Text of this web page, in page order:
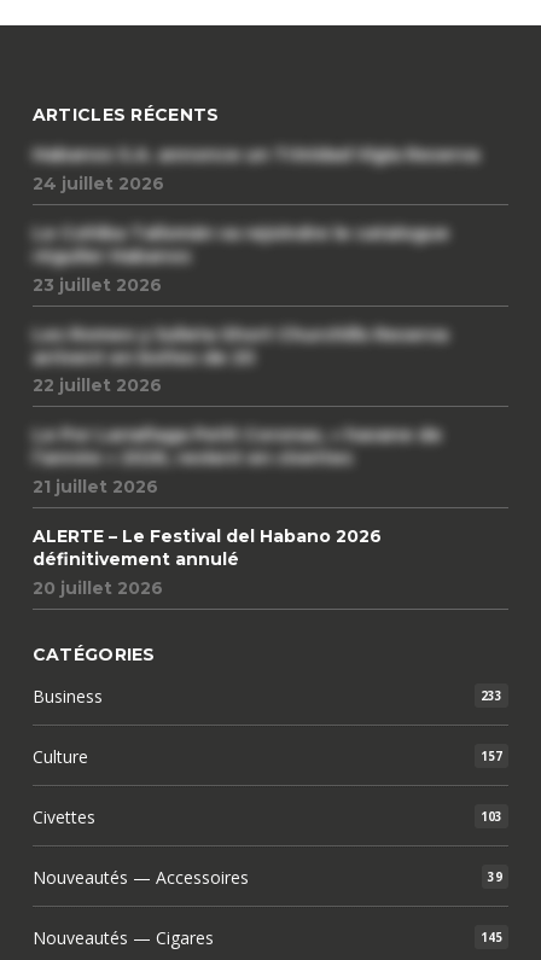
ARTICLES RÉCENTS
Habanos S.A. annonce un Trinidad Vigia Reserva
24 juillet 2026
Le Cohiba Talismán va rejoindre le catalogue
régulier Habanos
23 juillet 2026
Les Romeo y Julieta Short Churchills Reserva
arrivent en boîtes de 20
22 juillet 2026
Le Por Larrañaga Petit Coronas, « havane de
l’année » 2026, revient en civettes
21 juillet 2026
ALERTE – Le Festival del Habano 2026
définitivement annulé
20 juillet 2026
CATÉGORIES
Business 233
Culture 157
Civettes 103
Nouveautés — Accessoires 39
Nouveautés — Cigares 145